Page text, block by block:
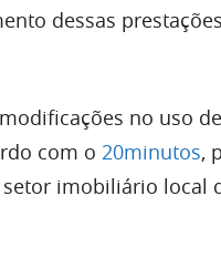
dessas
no uso de
com o 20minutos,
imobiliário local